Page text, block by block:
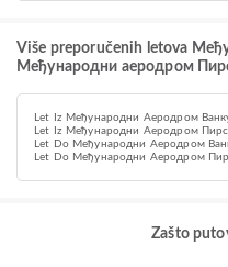
Više preporučenih letova
Међународни аеродром
Let Iz Међународни Аеродром
Let Iz Међународни Аеродром
Let Do Међународни Аеродром
Let Do Међународни Аеродром
Zašto